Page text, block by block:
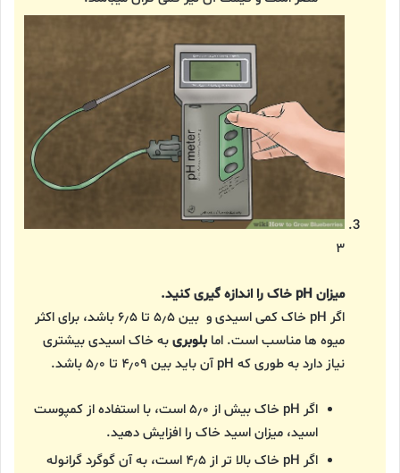
۳
میزان pH خاک را اندازه گیری کنید.
اگر pH خاک کمی اسیدی و بین ۵٫۵ تا ۶٫۵ باشد، برای اکثر
میوه ها مناسب است. اما بلوبریبه خاک اسیدی بیشتری
نیاز دارد به طوری که pH آن باید بین ۴٫۰۹ تا ۵٫۰ باشد.
اگر pH خاک بیش از ۵٫۰ است، با استفاده از کمپوست
اسید، میزان اسید خاک را افزایش دهید.
اگر pH خاک بالا تر از ۴٫۵ است، به آن گوگرد گرانوله